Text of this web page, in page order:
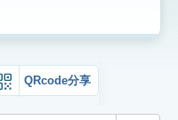
QRcode分享